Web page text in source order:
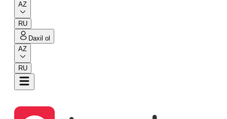
AZ
RU
Daxil ol
AZ
RU